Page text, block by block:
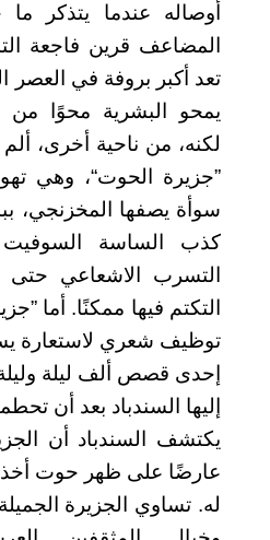
أوصاله عندما يتذكر
المضاعف قرين فاجعة
تعد أكبر بروفة في العصر
يمحو البشرية محوًا
لكنه، من ناحية أخرى،
”جزيرة الحوت“، وهي
سوأة يصفها المخزنجي،
كذب الساسة السوفيت
التسرب الاشعاعي حتى
التكتم فيها ممكنًا. أما
توظيف شعري لاستعارة
إحدى قصص ألف ليلة
إليها السندباد بعد أن
يكتشف السندباد أن
عارضًا على ظهر حوت
له. تساوي الجزيرة